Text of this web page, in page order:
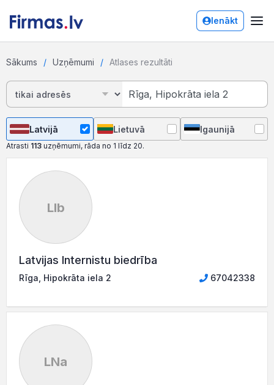
Ienākt
Sākums Uzņēmumi Atlases rezultāti
Latvijā Lietuvā Igaunijā
Atrasti 113 uzņēmumi, rāda no 1 līdz 20.
LIb
Latvijas Internistu biedrība
Rīga, Hipokrāta iela 2 67042338
LNa